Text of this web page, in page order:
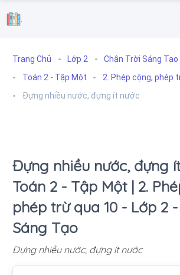
.
Trang Chủ Lớp 2
Chân Trời Sáng Tạo
Toán 2 - Tập Một
2. Phép cộng, phép
Đựng nhiều nước, đựng ít nước
Đựng nhiều nước, đựng
Toán 2 - Tập Một | 2.
phép trừ qua 10 - Lớp 2
Sáng Tạo
Đựng nhiều nước, đựng ít nước